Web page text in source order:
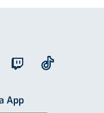
App